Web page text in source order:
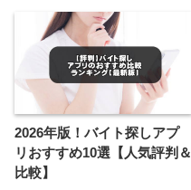
2026年版！バイト探しアプ
リおすすめ10選【人気評判＆
比較】